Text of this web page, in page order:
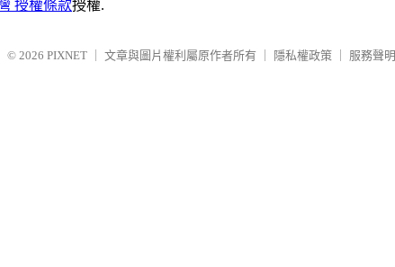
授權條款授權.
© 2026 PIXNET 文章與圖片權利屬原作者所有 隱私權政策 服務聲明